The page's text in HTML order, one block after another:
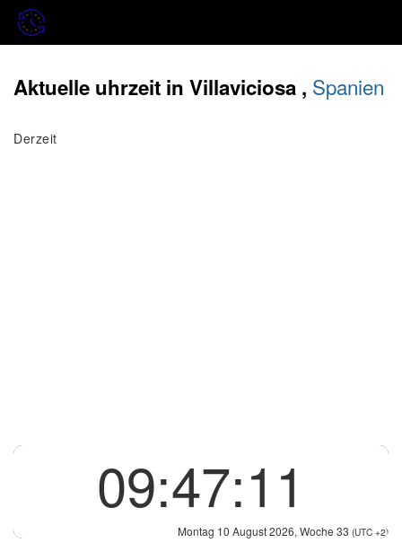
Aktuelle uhrzeit in Villaviciosa , Spanien
Derzeit
09:47:11
Montag 10 August 2026, Woche 33 (UTC +2)